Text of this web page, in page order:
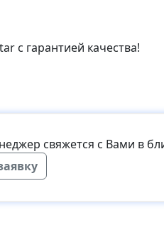
с гарантией качества!
свяжется с Вами в